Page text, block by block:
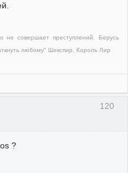
не совершает преступлений. Берусь
любому" Шекспир. Король Лир
120
?